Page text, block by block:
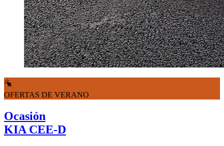
OFERTAS DE VERANO
Ocasión
KIA CEE-D